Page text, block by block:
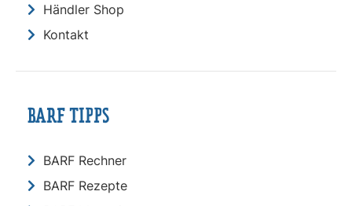
Händler Shop
Kontakt
BARF TIPPS
BARF Rechner
BARF Rezepte